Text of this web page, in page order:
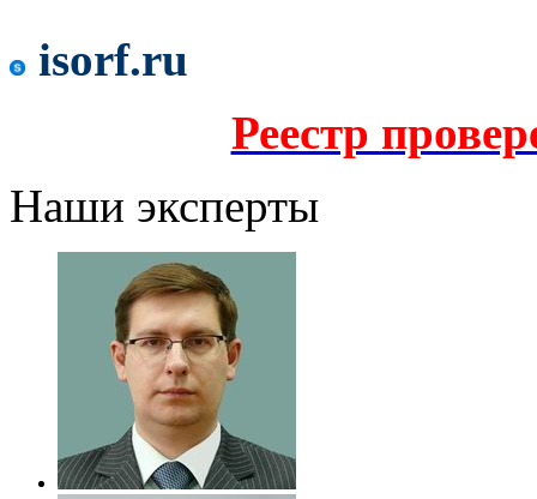
isorf.ru
Реестр
Наши эксперты